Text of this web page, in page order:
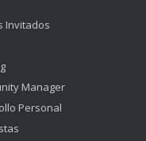
Invitados
Manager
Personal